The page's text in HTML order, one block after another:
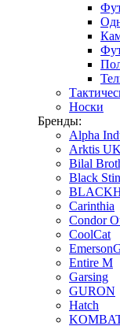
Носки
Бренды:
Alpha
Arktis UK
Bilal
Black
Carinthia
Condor
CoolCat
Entire M
Garsing
GURON
Hatch